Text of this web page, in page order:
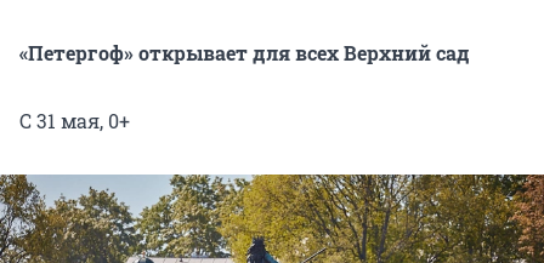
«Петергоф» открывает для всех Верхний сад
С 31 мая, 0+